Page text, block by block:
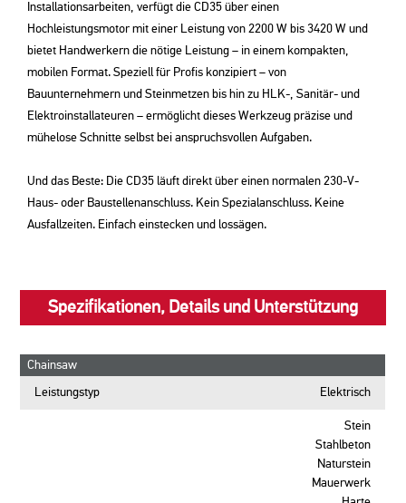
Installationsarbeiten, verfügt die CD35 über einen
Hochleistungsmotor mit einer Leistung von 2200 W bis 3420 W und
bietet Handwerkern die nötige Leistung – in einem kompakten,
mobilen Format. Speziell für Profis konzipiert – von
Bauunternehmern und Steinmetzen bis hin zu HLK-, Sanitär- und
Elektroinstallateuren – ermöglicht dieses Werkzeug präzise und
mühelose Schnitte selbst bei anspruchsvollen Aufgaben.
Und das Beste: Die CD35 läuft direkt über einen normalen 230-V-
Haus- oder Baustellenanschluss. Kein Spezialanschluss. Keine
Ausfallzeiten. Einfach einstecken und lossägen.
Spezifikationen, Details und Unterstützung
Chainsaw
Leistungstyp Elektrisch
Stein
Stahlbeton
Naturstein
Mauerwerk